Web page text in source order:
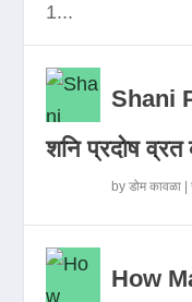
1...
Shani
शनि प्रदोष
byडोम कावळा |
How